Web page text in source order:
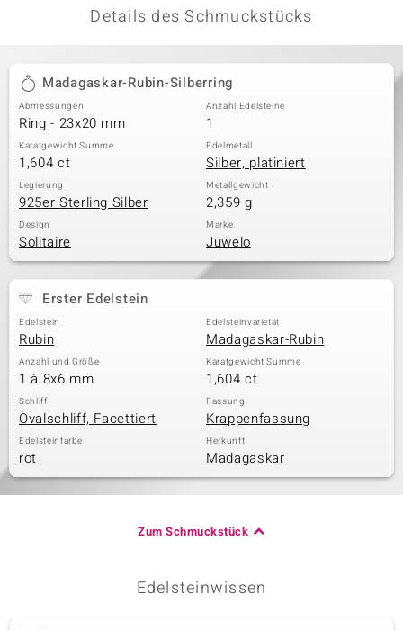
Classics
Details des Schmuckstücks
Madagaskar-Rubin-Silberring
Abmessungen
Ring - 23x20 mm
Anzahl Edelsteine
1
Karatgewicht Summe
1,604 ct
Edelmetall
Silber, platiniert
Legierung
925er Sterling Silber
Metallgewicht
2,359 g
Design
Solitaire
Marke
Juwelo
Erster Edelstein
Edelstein
Rubin
Edelsteinvarietät
Madagaskar-Rubin
Anzahl und Größe
1 à 8x6 mm
Karatgewicht Summe
1,604 ct
Schliff
Ovalschliff, Facettiert
Fassung
Krappenfassung
Edelsteinfarbe
rot
Herkunft
Madagaskar
Zum Schmuckstück
Edelsteinwissen